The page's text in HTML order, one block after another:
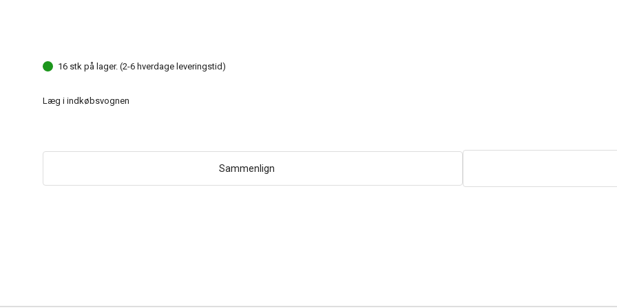
16 stk på lager. (2-6 hverdage leveringstid)
Læg i indkøbsvognen
Sammenlign